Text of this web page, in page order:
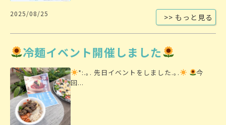
2025/08/25 >> もっと見る
冷麺イベント開催しました
*:.｡. 先日イベントをしました.｡.
今
回...